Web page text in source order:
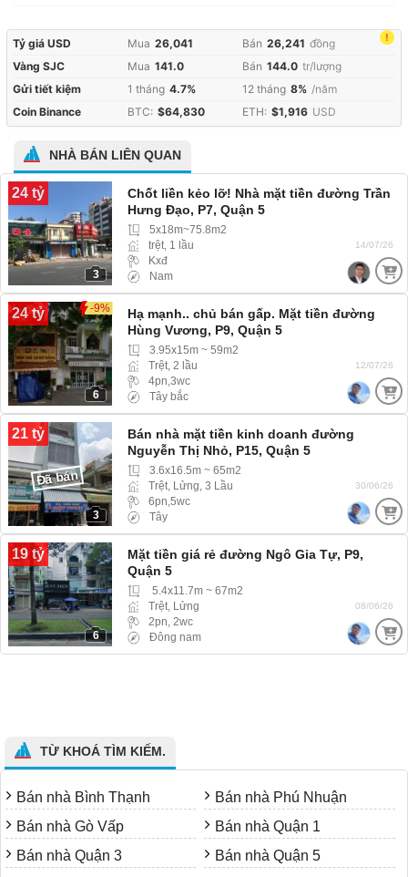
!
Tỷ giá USD Mua 26,041 Bán 26,241 đồng
Vàng SJC
Mua 141.0 Bán 144.0 tr/lượng
Gửi tiết kiệm
1 tháng 4.7% 12 tháng 8% /năm
Coin Binance
BTC: $64,830 ETH: $1,916 USD
NHÀ BÁN LIÊN QUAN
24 tỷ
3
Chốt liền kẻo lỡ! Nhà mặt tiền đường Trần
Hưng Đạo, P7, Quận 5
5x18m~75.8m2
trệt, 1 lầu
Kxđ
Nam
14/07/26
24 tỷ -9%
6
Hạ mạnh.. chủ bán gấp. Mặt tiền đường
Hùng Vương, P9, Quận 5
3.95x15m ~ 59m2
Trệt, 2 lầu
4pn,3wc
Tây bắc
12/07/26
21 tỷ
3
Đã bán
Bán nhà mặt tiền kinh doanh đường
Nguyễn Thị Nhỏ, P15, Quận 5
3.6x16.5m ~ 65m2
Trệt, Lửng, 3 Lầu
6pn,5wc
Tây
30/06/26
19 tỷ
6
Mặt tiền giá rẻ đường Ngô Gia Tự, P9,
Quận 5
5.4x11.7m ~ 67m2
Trệt, Lửng
2pn, 2wc
Đông nam
08/06/26
TỪ KHOÁ TÌM KIẾM.
Bán nhà Bình Thạnh
Bán nhà Phú Nhuận
Bán nhà Gò Vấp
Bán nhà Quận 1
Bán nhà Quận 3
Bán nhà Quận 5